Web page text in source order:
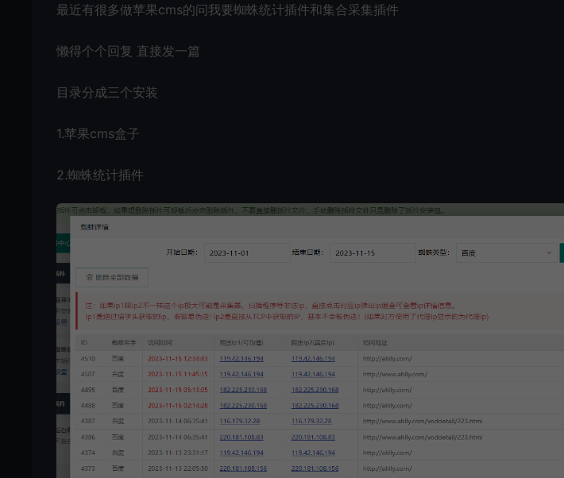
最近有很多做苹果cms的问我要蜘蛛统计插件和集合采集插件
懒得个个回复 直接发一篇
目录分成三个安装
1.苹果cms盒子
2.蜘蛛统计插件